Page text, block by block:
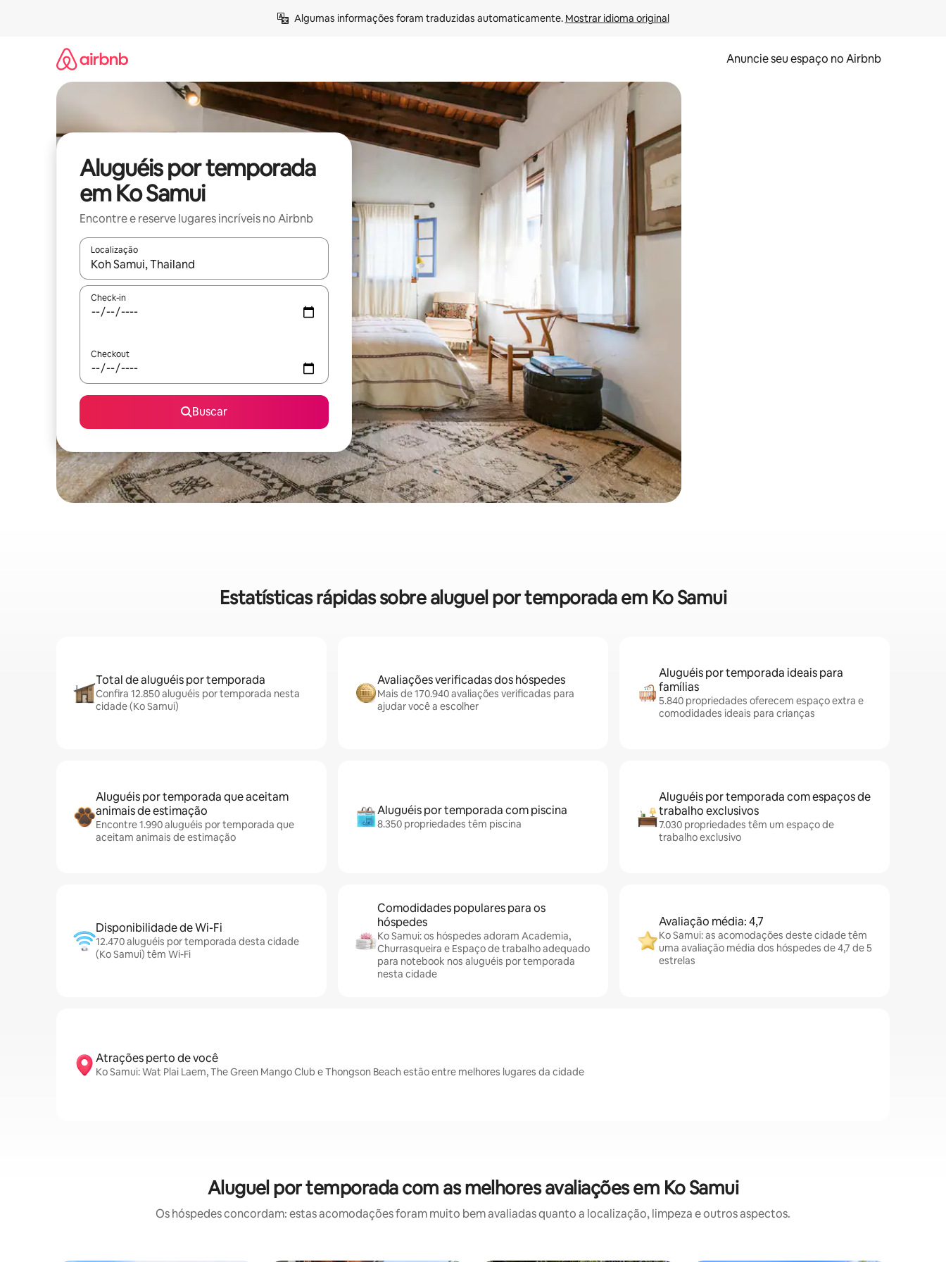
Algumas informações foram traduzidas automaticamente. Mostrar idioma original
Anuncie seu espaço no Airbnb
Aluguéis por temporada
em Ko Samui
Encontre e reserve lugares incríveis no Airbnb
Localização
Quando os resultados estiverem disponíveis, explore-os usando as seta para cima e para baixo do teclado ou tocando e deslizando o dedo na tela.
Check-in
Checkout
Buscar
Estatísticas rápidas sobre aluguel por temporada em Ko Samui
Total de aluguéis por temporada
Confira 12.850 aluguéis por temporada nesta
cidade (Ko Samui)
Avaliações verificadas dos hóspedes
Mais de 170.940 avaliações verificadas para
ajudar você a escolher
Aluguéis por temporada ideais para
famílias
5.840 propriedades oferecem espaço extra e
comodidades ideais para crianças
Aluguéis por temporada que aceitam
animais de estimação
Encontre 1.990 aluguéis por temporada que
aceitam animais de estimação
Aluguéis por temporada com piscina
8.350 propriedades têm piscina
Aluguéis por temporada com espaços de
trabalho exclusivos
7.030 propriedades têm um espaço de
trabalho exclusivo
Disponibilidade de Wi-Fi
12.470 aluguéis por temporada desta cidade
(Ko Samui) têm Wi-Fi
Comodidades populares para os
hóspedes
Ko Samui: os hóspedes adoram Academia,
Churrasqueira e Espaço de trabalho adequado
para notebook nos aluguéis por temporada
nesta cidade
Avaliação média: 4,7
Ko Samui: as acomodações deste cidade têm
uma avaliação média dos hóspedes de 4,7 de 5
estrelas
Atrações perto de você
Ko Samui: Wat Plai Laem, The Green Mango Club e Thongson Beach estão entre melhores lugares da cidade
Aluguel por temporada com as melhores avaliações em Ko Samui
Os hóspedes concordam: estas acomodações foram muito bem avaliadas quanto a localização, limpeza e outros aspectos.